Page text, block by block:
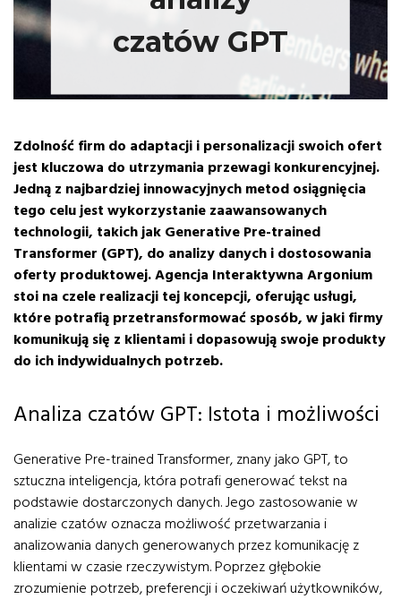
czatów GPT
Zdolność firm do adaptacji i personalizacji swoich ofert
jest kluczowa do utrzymania przewagi konkurencyjnej.
Jedną z najbardziej innowacyjnych metod osiągnięcia
tego celu jest wykorzystanie zaawansowanych
technologii, takich jak Generative Pre-trained
Transformer (GPT), do analizy danych i dostosowania
oferty produktowej. Agencja Interaktywna Argonium
stoi na czele realizacji tej koncepcji, oferując usługi,
które potrafią przetransformować sposób, w jaki firmy
komunikują się z klientami i dopasowują swoje produkty
do ich indywidualnych potrzeb.
Analiza czatów GPT: Istota i możliwości
Generative Pre-trained Transformer, znany jako GPT, to
sztuczna inteligencja, która potrafi generować tekst na
podstawie dostarczonych danych. Jego zastosowanie w
analizie czatów oznacza możliwość przetwarzania i
analizowania danych generowanych przez komunikację z
klientami w czasie rzeczywistym. Poprzez głębokie
zrozumienie potrzeb, preferencji i oczekiwań użytkowników,